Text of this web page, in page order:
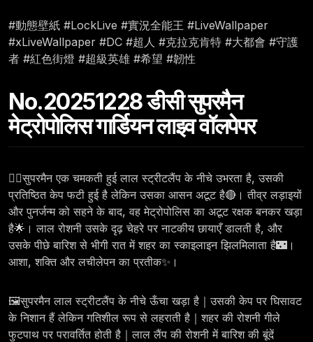
#動態壁紙 #LockLive #實況全能王 #LiveWallpaper
#xLiveWallpaper #DC #超人 #克拉克肯特 #大都會 #守護
者 #紅色街燈 #超級英雄 #希望 #韌性
No.20251228 डीसी सुपरमैन
मेट्रोपोलिस गार्डियन लाइव वॉलपेपर
🦸‍♂️सुपरमैन एक चमकती हुई लाल स्ट्रीटलैंप के नीचे उभरता है, उसकी
प्रतिष्ठित केप फटी हुई है लेकिन उसका आसन अटूट है🔴। तीव्र लड़ाइयों
और पुनर्जन्म को सहने के बाद, वह मेट्रोपोलिस का अटूट रक्षक बनकर खड़ा
है🌟। लाल रोशनी उसके दृढ़ चेहरे पर नाटकीय छायाएँ डालती है, और
उसके पीछे बारिश से भीगी रात में शहर का स्काइलाइन झिलमिलाता है🌃।
आशा, शक्ति और लचीलेपन का प्रतीक✨।
🖼️सुपरमैन लाल स्ट्रीटलैंप के नीचे ऊँचा खड़ा है｜उसकी केप पर घिसावट
के निशान हैं लेकिन गतिशील रूप से लहराती है｜शहर की रोशनी गीले
फुटपाथ पर परावर्तित होती है｜लाल लैंप की रोशनी में बारिश की बूंदें